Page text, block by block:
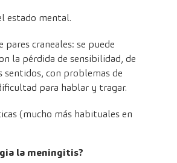
estado mental.
pares craneales: se puede
la pérdida de sensibilidad, de
sentidos, con problemas de
para hablar y tragar.
(mucho más habituales en
la meningitis?